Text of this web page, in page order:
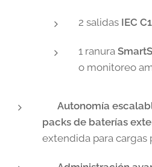
2 salidas IEC
1 ranura
o monitoreo
Autonomía
packs de baterías
extendida para cargas